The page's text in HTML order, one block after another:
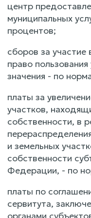
центр
муниципальных
процентов;
сборов за участие
право
значения - по
платы за
участков,
собственности, в
и земельных
собственности
Федерации, - по
платы по
сервитута,